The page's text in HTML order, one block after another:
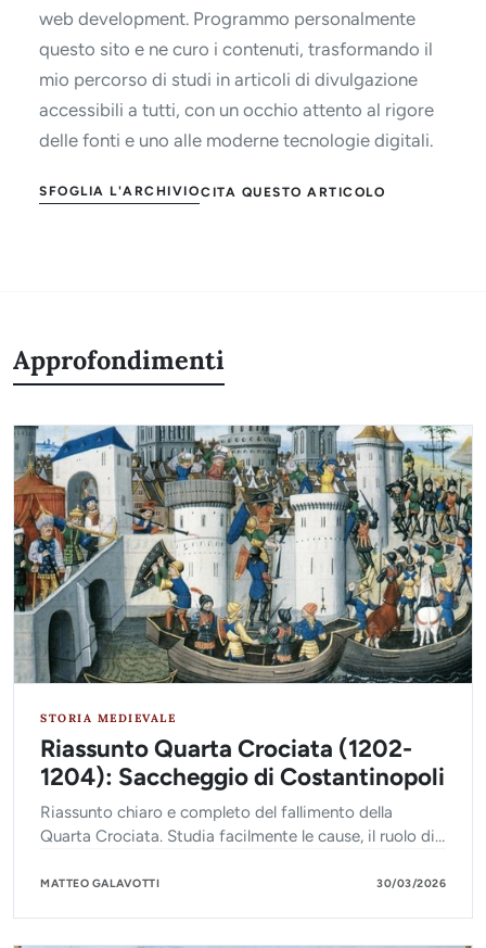
web development. Programmo personalmente
questo sito e ne curo i contenuti, trasformando il
mio percorso di studi in articoli di divulgazione
accessibili a tutti, con un occhio attento al rigore
delle fonti e uno alle moderne tecnologie digitali.
SFOGLIA L'ARCHIVIOCITA QUESTO ARTICOLO
Approfondimenti
STORIA MEDIEVALE
Riassunto Quarta Crociata (1202-
1204): Saccheggio di Costantinopoli
Riassunto chiaro e completo del fallimento della
Quarta Crociata. Studia facilmente le cause, il ruolo di
religioso.
MATTEO GALAVOTTI 30/03/2026